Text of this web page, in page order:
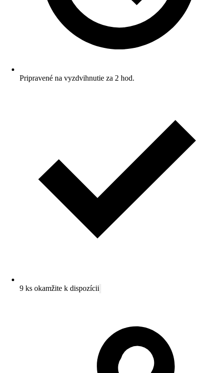
Pripravené na vyzdvihnutie za 2 hod.
9 ks okamžite k dispozícii